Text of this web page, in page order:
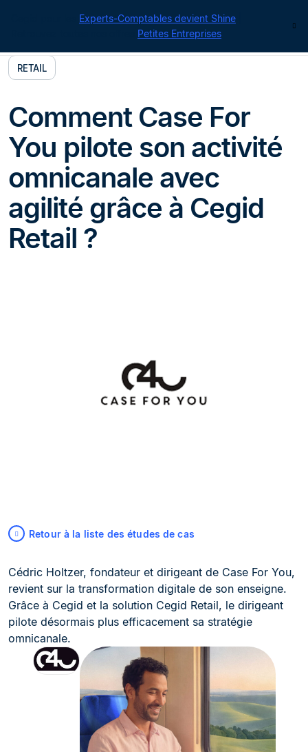
Experts-Comptables devient Shine
Petites Entreprises
RETAIL
Comment Case For
You pilote son activité
omnicanale avec
agilité grâce à Cegid
Retail ?
Retour à la liste des études de cas
Cédric Holtzer, fondateur et dirigeant de Case For You,
revient sur la transformation digitale de son enseigne.
Grâce à Cegid et la solution Cegid Retail, le dirigeant
pilote désormais plus efficacement sa stratégie
omnicanale.